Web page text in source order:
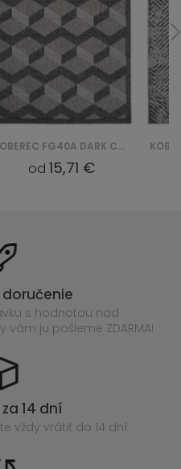
KOBEREC FG40A DARK CANSAS FOW - SZARY
od 15,71 €
s hodnotou nad
ju pošleme ZDARMA!
14 dní
vždy vrátiť do 14 dní